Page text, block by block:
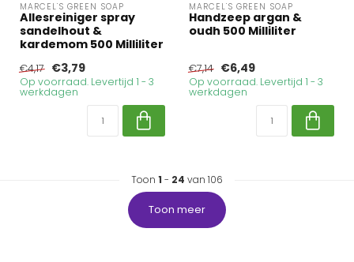
MARCEL'S GREEN SOAP
Allesreiniger spray
sandelhout &
kardemom 500 Milliliter
€4,17 €3,79
Op voorraad. Levertijd 1 - 3
werkdagen
MARCEL'S GREEN SOAP
Handzeep argan &
oudh 500 Milliliter
€7,14 €6,49
Op voorraad. Levertijd 1 - 3
werkdagen
Toon 1 - 24 van 106
Toon meer